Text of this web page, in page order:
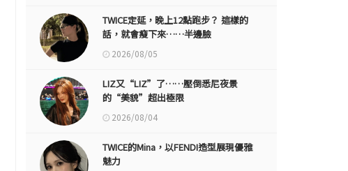
TWICE定延，晚上12點跑步？ 這樣的
話，就會瘦下來……半邊臉
2026/08/05
LIZ又“LIZ”了……壓倒悉尼夜景
的“美貌”超出極限
2026/08/04
TWICE的Mina，以FENDI造型展現優雅
魅力